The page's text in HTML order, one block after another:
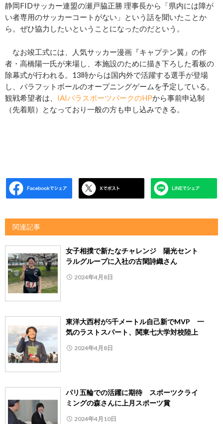
静岡FIDサッカー連盟の瀬戸脇正勝 理事長から「県内には障が
い者専用のサッカーコートがない」という話を聞いたことか
ら。ぜひ協力したいということになったのだという。
なお竣工式には、人気サッカー漫画『キャプテン翼』の作
者・高橋陽一氏が来場し、本施設のために描き下ろした看板の
除幕式が行われる。13時からは国内外で活躍する選手が登場
し、パラフットボールのオープニングゲームを予定している。
観戦希望者は、 IAIパラスポーツパークのHPから事前申込制
（先着順）となっており一般の方も申し込みできる。
関連記事
女子相撲で新たなチャレンジ 陽光セント
ラルグループに入社の古閑詩織さん
2024年4月8日
東洋大西村が5千メートル自己新でMVP 一
気のラストスパート、関東七大学対校陸上
2024年4月8日
パリ五輪での活躍に期待 スポーツクライ
ミングの森さんに上月スポーツ賞
2024年4月10日